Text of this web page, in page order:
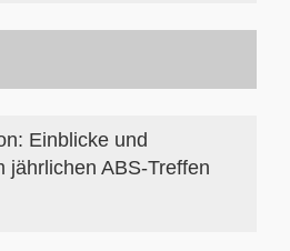
Einblicke und
jährlichen ABS-Treffen